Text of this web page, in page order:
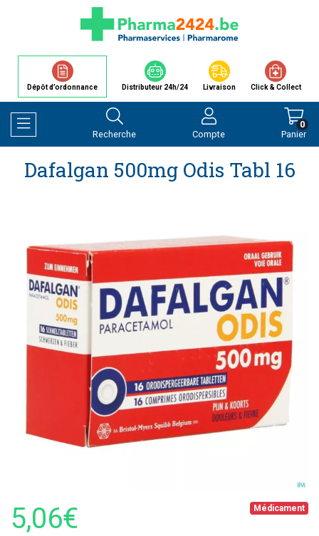
Dépôt d’ordonnance Distributeur 24h/24 Livraison Click & Collect
Afficher la navigation
Recherche Compte Panier
0
Dafalgan 500mg Odis Tabl 16
Médicament
5,06€